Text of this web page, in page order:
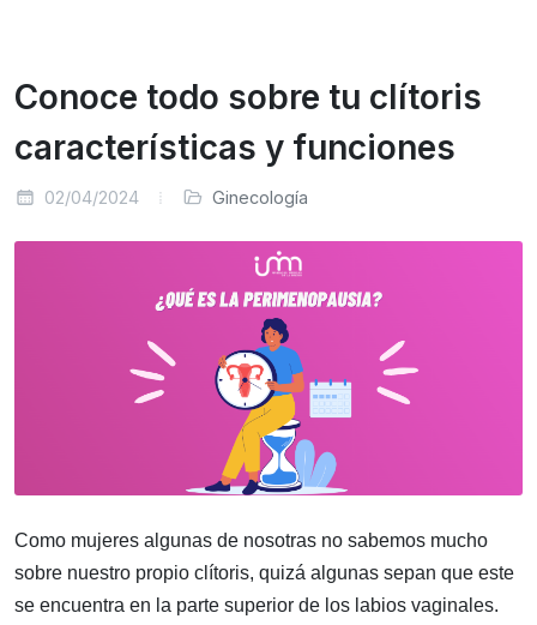
Conoce todo sobre tu clítoris
características y funciones
02/04/2024 Ginecología
Como mujeres algunas de nosotras no sabemos mucho
sobre nuestro propio clítoris, quizá algunas sepan que este
se encuentra en la parte superior de los labios vaginales.